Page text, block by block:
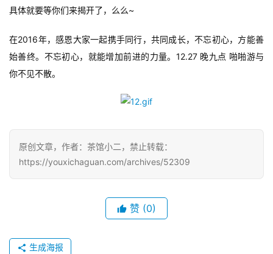
奖
7
日
游
接
具体就要等你们来揭开了，么么~
在2016年，感恩大家一起携手同行，共同成长，不忘初心，方能善
始善终。不忘初心，就能增加前进的力量。12.27 晚九点 啪啪游与
你不见不散。
原创文章，作者：茶馆小二，禁止转载：
https://youxichaguan.com/archives/52309
赞 (0)
生成海报